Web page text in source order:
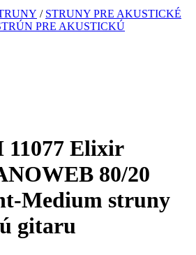
/ STRUNY PRE AKUSTICKÉ
PRE AKUSTICKÚ
Elixir
80/20
Medium struny
gitaru